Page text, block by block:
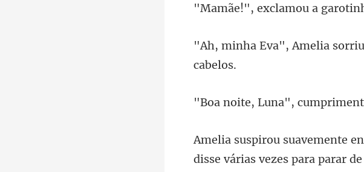
a
una", cumprim
disse várias vezes para pa